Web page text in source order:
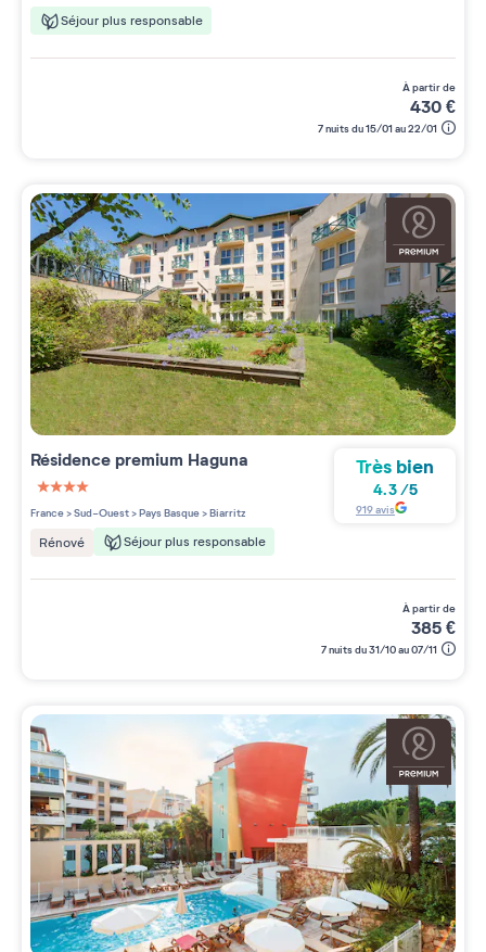
Séjour plus responsable
à partir de
430€
7 nuits du 15/01 au 22/01
Résidence premium Haguna
4 étoiles sur 5
France>Sud-Ouest>Pays Basque>Biarritz
Rénové Séjour plus responsable
Très bien
4.3/5
919avis
à partir de
385€
7 nuits du 31/10 au 07/11